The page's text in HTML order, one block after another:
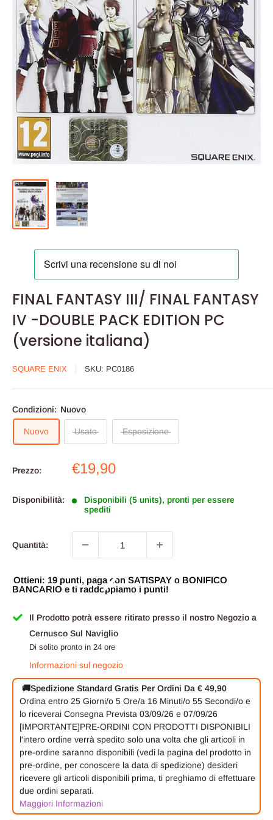
FINAL FANTASY III/ FINAL FANTASY
IV -DOUBLE PACK EDITION PC
(versione italiana)
SQUARE ENIX SKU: PC0186
Condizioni: Nuovo
Nuovo Usato Esposizione
Prezzo:
Prezzo
€19,90
Disponibilità:
Disponibili (5 units), pronti per essere
spediti
Quantità:
Ottieni: 19 punti, paga con SATISPAY o BONIFICO
BANCARIO e ti raddoppiamo i punti!
Il Prodotto potrà essere ritirato presso il nostro Negozio a
Cernusco Sul Naviglio
Di solito pronto in 24 ore
Informazioni sul negozio
🚚Spedizione Standard Gratis Per Ordini Da € 49,90
Ordina entro 25 Giorni/o 5 Ore/a 16 Minuti/o 55 Secondi/o e
lo riceverai Consegna Prevista 03/09/26 e 07/09/26
[IMPORTANTE]PRE-ORDINI CON PRODOTTI DISPONIBILI
l'intero ordine verrà spedito solo una volta che gli articoli in
pre-ordine saranno disponibili (vedi la pagina del prodotto in
pre-ordine, per conoscere la data di spedizione) desideri
ricevere gli articoli disponibili prima, ti preghiamo di effettuare
due ordini separati.
Maggiori Informazioni